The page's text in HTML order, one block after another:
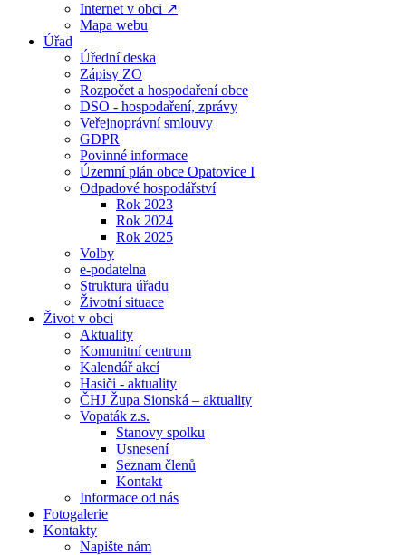
Internet v obci ↗
Mapa webu
Úřad
Úřední deska
Zápisy ZO
Rozpočet a hospodaření obce
DSO - hospodaření, zprávy
Veřejnoprávní smlouvy
GDPR
Povinné informace
Územní plán obce Opatovice I
Odpadové hospodářství
Rok 2023
Rok 2024
Rok 2025
Volby
e-podatelna
Struktura úřadu
Životní situace
Život v obci
Aktuality
Komunitní centrum
Kalendář akcí
Hasiči - aktuality
ČHJ Župa Sionská – aktuality
Vopaták z.s.
Stanovy spolku
Usnesení
Seznam členů
Kontakt
Informace od nás
Fotogalerie
Kontakty
Napište nám